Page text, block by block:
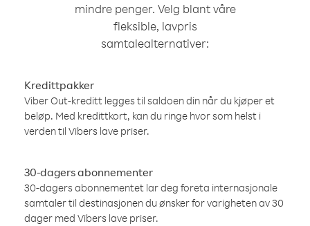
mindre penger. Velg blant våre
fleksible, lavpris
samtalealternativer:
Kredittpakker
Viber Out-kreditt legges til saldoen din når du kjøper et
beløp. Med kredittkort, kan du ringe hvor som helst i
verden til Vibers lave priser.
30-dagers abonnementer
30-dagers abonnementet lar deg foreta internasjonale
samtaler til destinasjonen du ønsker for varigheten av 30
dager med Vibers lave priser.